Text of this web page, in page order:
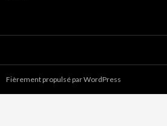
Fièrement propulsé par WordPress